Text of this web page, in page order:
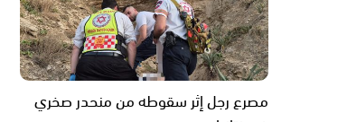
مصرع رجل إثر سقوطه من منحدر صخري